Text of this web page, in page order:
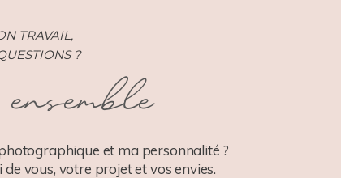
TRAVAIL,
?
et ma personnalité ?
vous, votre projet et vos envies.